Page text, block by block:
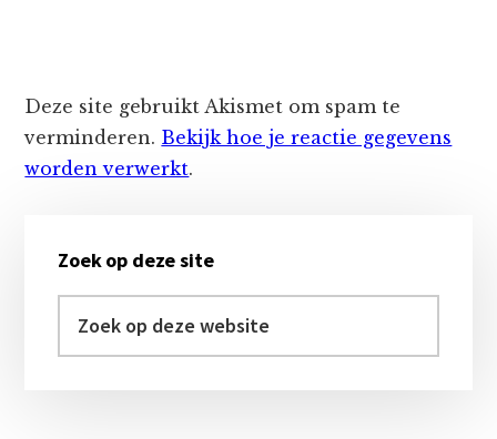
Deze site gebruikt Akismet om spam te
verminderen. Bekijk hoe je reactie gegevens
worden verwerkt.
Sidebar
Zoek op deze site
op